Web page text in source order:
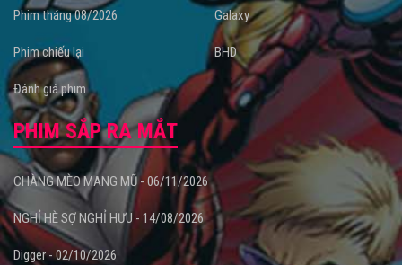
Phim tháng 08/2026
Phim chiếu lại
Đánh giá phim
Galaxy
BHD
PHIM SẮP RA MẮT
CHÀNG MÈO MANG MŨ - 06/11/2026
NGHỈ HÈ SỢ NGHỈ HƯU - 14/08/2026
Digger - 02/10/2026